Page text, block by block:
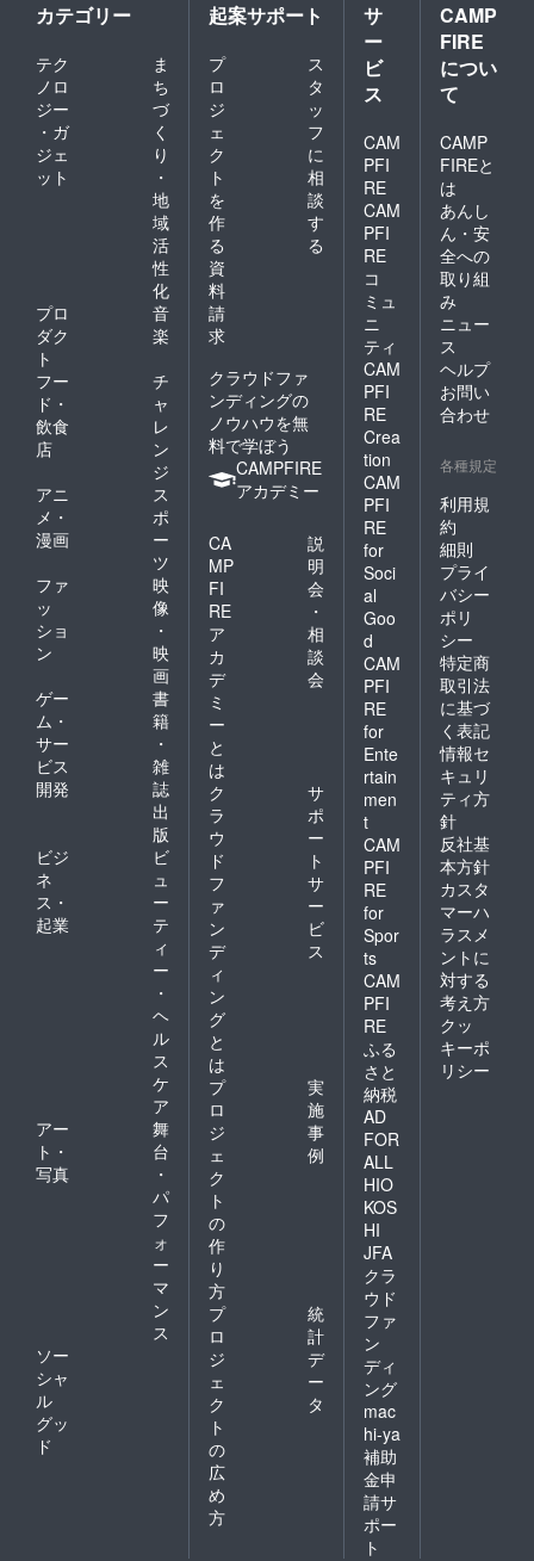
カテゴリー
テク
ノロ
ジー
・ガ
ジェ
ット
ま
ち
づ
く
り
・
地
域
活
性
化
プロ
ダク
ト
音
楽
フー
ド・
飲食
店
チ
ャ
レ
ン
ジ
アニ
メ・
漫画
ス
ポ
ー
ツ
ファ
ッ
ショ
ン
映
像
・
映
画
ゲー
ム・
サー
ビス
開発
書
籍
・
雑
誌
出
版
ビジ
ネ
ス・
起業
ビ
ュ
ー
テ
ィ
ー
・
ヘ
ル
ス
ケ
ア
アー
ト・
写真
舞
台
・
パ
フ
ォ
ー
マ
ン
ス
ソー
シャ
ル
グッ
ド
起案サポート
プ
ロ
ジ
ェ
ク
ト
を
作
る
ス
タ
ッ
フ
に
相
談
す
る
資
料
請
求
クラウドファ
ンディングの
ノウハウを無
料で学ぼう
CAMPFIRE
アカデミー
CA
MP
FI
RE
ア
カ
デ
ミ
ー
と
は
説
明
会
・
相
談
会
ク
ラ
ウ
ド
フ
ァ
ン
デ
ィ
ン
グ
と
は
サ
ポ
ー
ト
サ
ー
ビ
ス
プ
ロ
ジ
ェ
ク
ト
の
作
り
方
実
施
事
例
プ
ロ
ジ
ェ
ク
ト
の
広
め
方
統
計
デ
ー
タ
サ
ー
ビ
ス
CAM
PFI
RE
CAM
PFI
RE
コ
ミュ
ニ
ティ
CAM
PFI
RE
Crea
tion
CAM
PFI
RE
for
Soci
al
Goo
d
CAM
PFI
RE
for
Ente
rtain
men
t
CAM
PFI
RE
for
Spor
ts
CAM
PFI
RE
ふる
さと
納税
AD
FOR
ALL
HIO
KOS
HI
JFA
クラ
ウド
ファ
ン
ディ
ング
mac
hi-ya
補助
金申
請サ
ポー
ト
CAMP
FIRE
につい
て
CAMP
FIREと
は
あんし
ん・安
全への
取り組
み
ニュー
ス
ヘルプ
お問い
合わせ
各種規定
利用規
約
細則
プライ
バシー
ポリ
シー
特定商
取引法
に基づ
く表記
情報セ
キュリ
ティ方
針
反社基
本方針
カスタ
マーハ
ラスメ
ントに
対する
考え方
クッ
キーポ
リシー